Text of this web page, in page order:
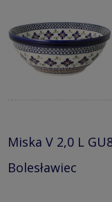
Miska V 2,0 L
Bolesławiec